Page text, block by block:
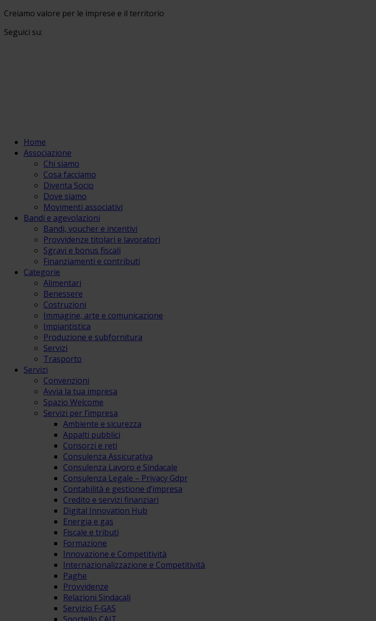
Creiamo valore per le imprese e il territorio
Seguici su:
Home
Associazione
Chi siamo
Cosa facciamo
Diventa Socio
Dove siamo
Movimenti associativi
Bandi e agevolazioni
Bandi, voucher e incentivi
Provvidenze titolari e lavoratori
Sgravi e bonus fiscali
Finanziamenti e contributi
Categorie
Alimentari
Benessere
Costruzioni
Immagine, arte e comunicazione
Impiantistica
Produzione e subfornitura
Servizi
Trasporto
Servizi
Convenzioni
Avvia la tua impresa
Spazio Welcome
Servizi per l’impresa
Ambiente e sicurezza
Appalti pubblici
Consorzi e reti
Consulenza Assicurativa
Consulenza Lavoro e Sindacale
Consulenza Legale – Privacy Gdpr
Contabilità e gestione d’impresa
Credito e servizi finanziari
Digital Innovation Hub
Energia e gas
Fiscale e tributi
Formazione
Innovazione e Competitività
Internazionalizzazione e Competitività
Paghe
Provvidenze
Relazioni Sindacali
Servizio F-GAS